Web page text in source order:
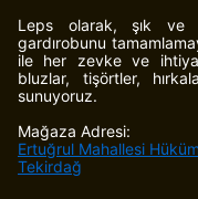
Leps olarak, şık ve
gardırobunu
ile her zevke ve
bluzlar, tişörtler,
sunuyoruz.
Mağaza Adresi:
Ertuğrul Mahallesi
Tekirdağ